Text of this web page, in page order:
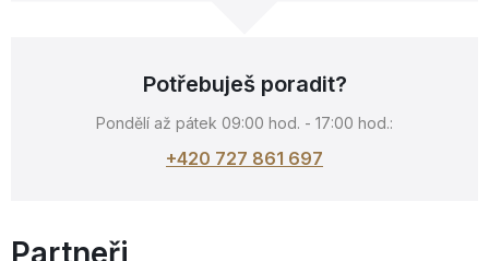
Potřebuješ poradit?
Pondělí až pátek 09:00 hod. - 17:00 hod.:
+420 727 861 697